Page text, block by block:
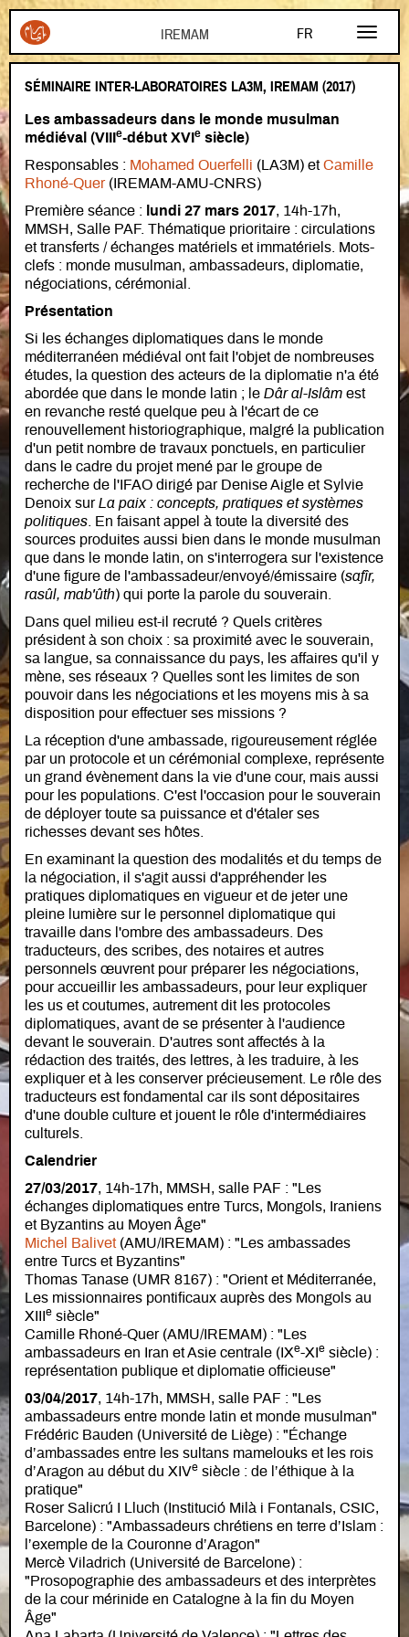
FR
EN
AR
Aller au contenu principal
SÉMINAIRE INTER-LABORATOIRES LA3M, IREMAM (2017)
Les ambassadeurs dans le monde musulman
médiéval (VIII
e-début XVI e siècle)
Responsables : Mohamed Ouerfelli (LA3M) etCamille
Rhoné-Quer (IREMAM-AMU-CNRS)
Première séance :
lundi 27 mars 2017, 14h-17h,
MMSH, Salle PAF. Thématique prioritaire : circulations
et transferts / échanges matériels et immatériels. Mots-
clefs : monde musulman, ambassadeurs, diplomatie,
négociations, cérémonial.
Présentation
Si les échanges diplomatiques dans le monde
méditerranéen médiéval ont fait l'objet de nombreuses
études, la question des acteurs de la diplomatie n'a été
abordée que dans le monde latin ; le Dâr al-Islâm est
en revanche resté quelque peu à l'écart de ce
renouvellement historiographique, malgré la publication
d'un petit nombre de travaux ponctuels, en particulier
dans le cadre du projet mené par le groupe de
recherche de l'IFAO dirigé par Denise Aigle et Sylvie
Denoix surLa paix : concepts, pratiques et systèmes
politiques . En faisant appel à toute la diversité des
sources produites aussi bien dans le monde musulman
que dans le monde latin, on s'interrogera sur l'existence
d'une figure de l'ambassadeur/envoyé/émissaire (safîr,
rasûl, mab'ûth) qui porte la parole du souverain.
Dans quel milieu est-il recruté ? Quels critères
président à son choix : sa proximité avec le souverain,
sa langue, sa connaissance du pays, les affaires qu'il y
mène, ses réseaux ? Quelles sont les limites de son
pouvoir dans les négociations et les moyens mis à sa
disposition pour effectuer ses missions ?
La réception d'une ambassade, rigoureusement réglée
par un protocole et un cérémonial complexe, représente
un grand évènement dans la vie d'une cour, mais aussi
pour les populations. C'est l'occasion pour le souverain
de déployer toute sa puissance et d'étaler ses
richesses devant ses hôtes.
En examinant la question des modalités et du temps de
la négociation, il s'agit aussi d'appréhender les
pratiques diplomatiques en vigueur et de jeter une
pleine lumière sur le personnel diplomatique qui
travaille dans l'ombre des ambassadeurs. Des
traducteurs, des scribes, des notaires et autres
personnels œuvrent pour préparer les négociations,
pour accueillir les ambassadeurs, pour leur expliquer
les us et coutumes, autrement dit les protocoles
diplomatiques, avant de se présenter à l'audience
devant le souverain. D'autres sont affectés à la
rédaction des traités, des lettres, à les traduire, à les
expliquer et à les conserver précieusement. Le rôle des
traducteurs est fondamental car ils sont dépositaires
d'une double culture et jouent le rôle d'intermédiaires
culturels.
Calendrier
27/03/2017, 14h-17h, MMSH, salle PAF : "Les
échanges diplomatiques entre Turcs, Mongols, Iraniens
et Byzantins au Moyen Âge"
Michel Balivet(AMU/IREMAM) : "Les ambassades
entre Turcs et Byzantins"
Thomas Tanase (UMR 8167) : "Orient et Méditerranée,
Les missionnaires pontificaux auprès des Mongols au
XIII
e siècle"
Camille Rhoné-Quer (AMU/IREMAM) : "Les
ambassadeurs en Iran et Asie centrale (IXe-XI e siècle) :
représentation publique et diplomatie officieuse"
03/04/2017, 14h-17h, MMSH, salle PAF : "Les
ambassadeurs entre monde latin et monde musulman"
Frédéric Bauden (Université de Liège) : "Échange
d’ambassades entre les sultans mamelouks et les rois
d’Aragon au début du XIVe siècle : de l’éthique à la
pratique"
Roser Salicrú I Lluch (Institució Milà i Fontanals, CSIC,
Barcelone) : "Ambassadeurs chrétiens en terre d’Islam :
l’exemple de la Couronne d’Aragon"
Mercè Viladrich (Université de Barcelone) :
"Prosopographie des ambassadeurs et des interprètes
de la cour mérinide en Catalogne à la fin du Moyen
Âge"